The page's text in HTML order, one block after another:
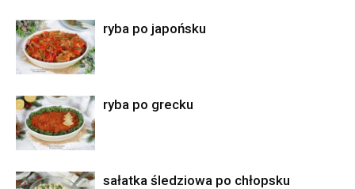
ryba po japońsku
ryba po grecku
sałatka śledziowa po chłopsku